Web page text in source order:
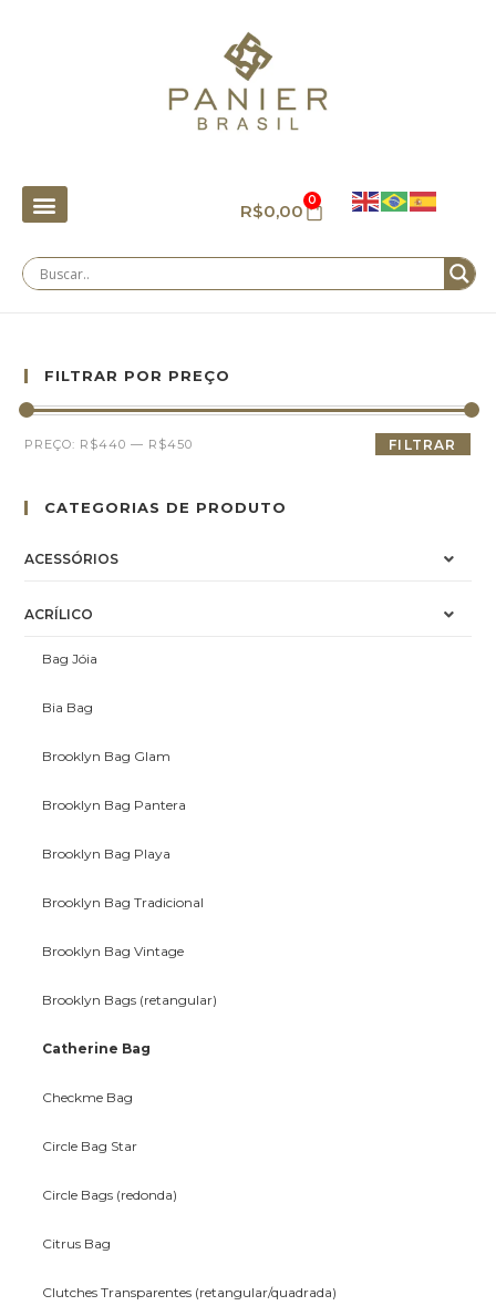
R$0,00 0
FILTRAR POR PREÇO
FILTRAR
PREÇO: R$440 — R$450
CATEGORIAS DE PRODUTO
ACESSÓRIOS
ACRÍLICO
Bag Jóia
Bia Bag
Brooklyn Bag Glam
Brooklyn Bag Pantera
Brooklyn Bag Playa
Brooklyn Bag Tradicional
Brooklyn Bag Vintage
Brooklyn Bags (retangular)
Catherine Bag
Checkme Bag
Circle Bag Star
Circle Bags (redonda)
Citrus Bag
Clutches Transparentes (retangular/quadrada)